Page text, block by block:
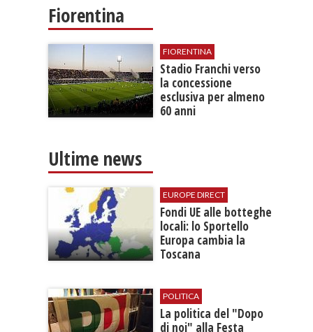
Fiorentina
FIORENTINA
Stadio Franchi verso
la concessione
esclusiva per almeno
60 anni
Ultime news
EUROPE DIRECT
​Fondi UE alle botteghe
locali: lo Sportello
Europa cambia la
Toscana
POLITICA
La politica del "Dopo
di noi" alla Festa